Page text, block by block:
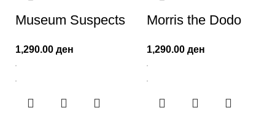
Museum Suspects
1,290.00 ден
Morris the Dodo
1,290.00 ден